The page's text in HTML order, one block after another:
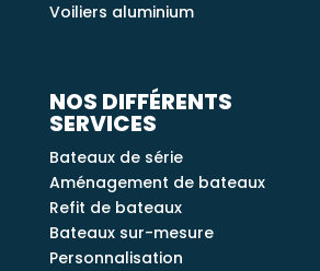
Voiliers aluminium
NOS DIFFÉRENTS
SERVICES
Bateaux de série
Aménagement de bateaux
Refit de bateaux
Bateaux sur-mesure
Personnalisation